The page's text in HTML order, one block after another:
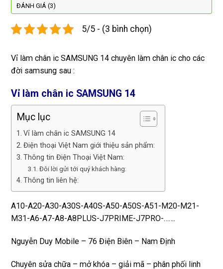
xịn
phí.
bền
ĐÁNH GIÁ (3)
5/5 - (3 bình chọn)
Vỉ làm chân ic SAMSUNG 14 chuyên làm chân ic cho các
đời samsung sau :
Vỉ làm chân ic SAMSUNG 14
Mục lục
Vỉ làm chân ic SAMSUNG 14
Điện thoại Việt Nam giới thiệu sản phẩm:
Thông tin Điện Thoại Việt Nam:
Đôi lời gửi tới quý khách hàng:
Thông tin liên hệ:
A10-A20-A30-A30S-A40S-A50-A50S-A51-M20-M21-
M31-A6-A7-A8-A8PLUS-J7PRIME-J7PRO-…….
Nguyễn Duy Mobile – 76 Điện Biên – Nam Định
Chuyên sửa chữa – mở khóa – giải mã – phân phối linh